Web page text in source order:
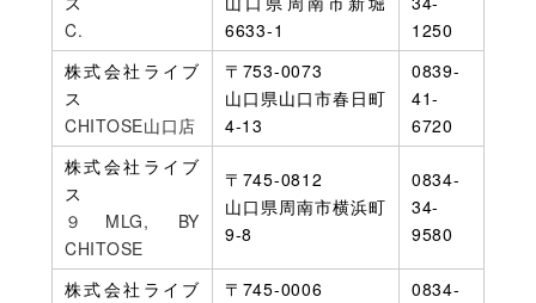
C.
6633-1
1250
株式会社ライブ
ス
CHITOSE山口店
〒753-0073
山口県山口市春日町
4-13
0839-
41-
6720
株式会社ライブ
ス
９MLG, BY
CHITOSE
〒745-0812
山口県周南市横浜町
9-8
0834-
34-
9580
株式会社ライブ
〒745-0006
0834-